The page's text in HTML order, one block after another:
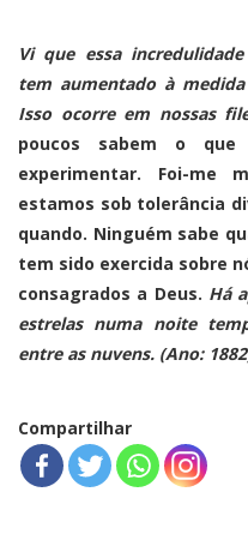
Vi que essa
tem aumentado à
Isso ocorre em nossas
poucos sabem o
experimentar. Foi-me
estamos sob tolerância
quando. Ninguém sabe
tem sido exercida sobre
consagrados a Deus. Há
estrelas numa noite
entre as nuvens. (Ano:
Compartilhar